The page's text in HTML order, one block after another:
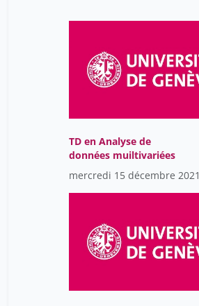
TD en Analyse de
données muiltivariées
mercredi 15 décembre 2021